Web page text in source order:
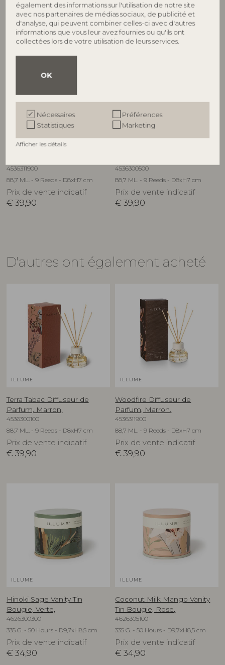
également des informations sur l'utilisation de notre site
avec nos partenaires de médias sociaux, de publicité et
d'analyse, qui peuvent combiner celles-ci avec d'autres
informations que vous leur avez fournies ou qu'ils ont
collectées lors de votre utilisation de leurs services.
OK
Nécessaires
Préférences
Statistiques
Marketing
Afficher les détails
39,90 € 39,90
ILLUME
Woodfire Diffuseur de
4536311900
88,7 ML. - 9 Reeds - D8xH7 cm
Prix de vente indicatif
€ 39,90
ILLUME
4536300500
88,7 ML. - 9 Reeds - D8xH7 cm
Prix de vente indicatif
€ 39,90
D'autres ont également acheté
ILLUME
Terra Tabac Diffuseur de
Parfum, Marron,
4536300100
88,7 ML. - 9 Reeds - D8xH7 cm
Prix de vente indicatif
€ 39,90
ILLUME
Woodfire Diffuseur de
Parfum, Marron,
4536311900
88,7 ML. - 9 Reeds - D8xH7 cm
Prix de vente indicatif
€ 39,90
ILLUME
Hinoki Sage Vanity Tin
Bougie, Verte,
4626300300
335 G. - 50 Hours - D9,7xH8,5 cm
Prix de vente indicatif
€ 34,90
ILLUME
Coconut Milk Mango Vanity
Tin Bougie, Rose,
4626305100
335 G. - 50 Hours - D9,7xH8,5 cm
Prix de vente indicatif
€ 34,90